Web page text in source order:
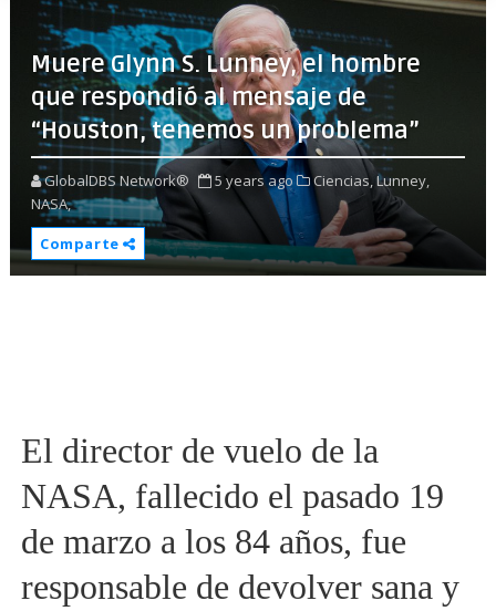
Muere Glynn S. Lunney, el hombre
que respondió al mensaje de
“Houston, tenemos un problema”
GlobalDBS Network® 5 years ago Ciencias,Lunney,
NASA,
Comparte
El director de vuelo de la
NASA, fallecido el pasado 19
de marzo a los 84 años, fue
responsable de devolver sana y